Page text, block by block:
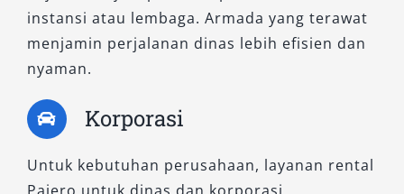
instansi atau lembaga. Armada yang terawat
menjamin perjalanan dinas lebih efisien dan
nyaman.
Korporasi
Untuk kebutuhan perusahaan, layanan rental